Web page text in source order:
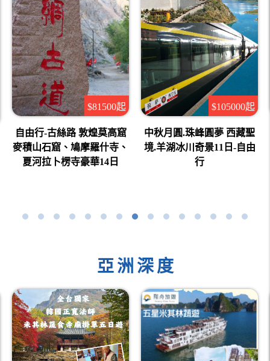
$81500起
自由行-古絲路 敦煌莫高窟
麥積山石窟、鳩摩羅什寺、
夏河拉卜楞寺豪華14日
$105000起
中秋月圓.珠峰圓夢 西藏聖
境.羊湖冰川奇景11日-自由
行
亞洲深度